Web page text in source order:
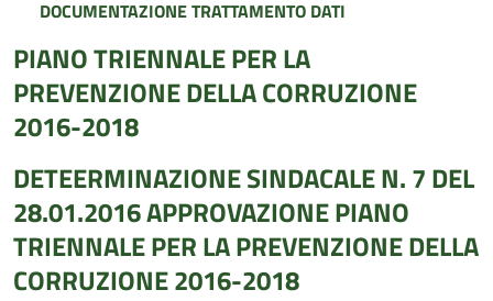
DOCUMENTAZIONE TRATTAMENTO DATI
PIANO TRIENNALE PER LA
PREVENZIONE DELLA CORRUZIONE
2016-2018
DETEERMINAZIONE SINDACALE N. 7 DEL
28.01.2016 APPROVAZIONE PIANO
TRIENNALE PER LA PREVENZIONE DELLA
CORRUZIONE 2016-2018